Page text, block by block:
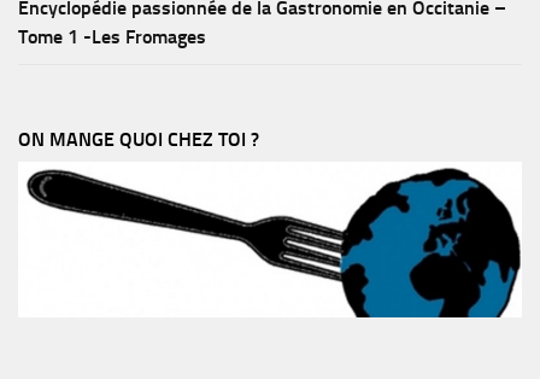
Encyclopédie passionnée de la Gastronomie en Occitanie –
Tome 1 -Les Fromages
ON MANGE QUOI CHEZ TOI ?